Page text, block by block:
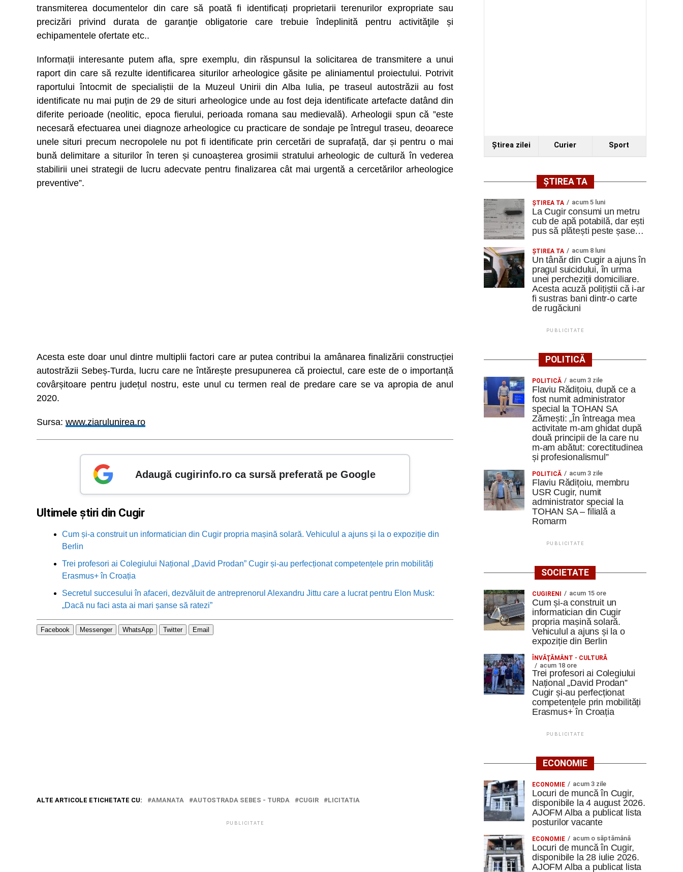
transmiterea documentelor din care să poată fi identificați proprietarii terenurilor expropriate sau
precizări privind durata de garanţie obligatorie care trebuie îndeplinită pentru activităţile și
echipamentele ofertate etc..
Informații interesante putem afla, spre exemplu, din răspunsul la solicitarea de transmitere a unui
raport din care să rezulte identificarea siturilor arheologice găsite pe aliniamentul proiectului. Potrivit
raportului întocmit de specialiștii de la Muzeul Unirii din Alba Iulia, pe traseul autostrăzii au fost
identificate nu mai puțin de 29 de situri arheologice unde au fost deja identificate artefacte datând din
diferite perioade (neolitic, epoca fierului, perioada romana sau medievală). Arheologii spun că ”este
necesară efectuarea unei diagnoze arheologice cu practicare de sondaje pe întregul traseu, deoarece
unele situri precum necropolele nu pot fi identificate prin cercetări de suprafață, dar și pentru o mai
bună delimitare a siturilor în teren și cunoașterea grosimii stratului arheologic de cultură în vederea
stabilirii unei strategii de lucru adecvate pentru finalizarea cât mai urgentă a cercetărilor arheologice
preventive”.
Acesta este doar unul dintre multiplii factori care ar putea contribui la amânarea finalizării construcției
autostrăzii Sebeș-Turda, lucru care ne întărește presupunerea că proiectul, care este de o importanță
covârșitoare pentru județul nostru, este unul cu termen real de predare care se va apropia de anul
2020.
Sursa: www.ziarulunirea.ro
Adaugă cugirinfo.ro ca sursă preferată pe Google
Ultimele știri din Cugir
Cum și-a construit un informatician din Cugir propria mașină solară. Vehiculul a ajuns și la o expoziție din
Berlin
Trei profesori ai Colegiului Național „David Prodan” Cugir și-au perfecționat competențele prin mobilități
Erasmus+ în Croația
Secretul succesului în afaceri, dezvăluit de antreprenorul Alexandru Jittu care a lucrat pentru Elon Musk:
„Dacă nu faci asta ai mari șanse să ratezi”
Facebook Messenger WhatsApp Twitter Email
ALTE ARTICOLE ETICHETATE CU: AMANATA AUTOSTRADA SEBES - TURDA CUGIR LICITATIA
PUBLICITATE
Ştirea zilei Curier Sport
ȘTIREA TA
ȘTIREA TA acum 5 luni
La Cugir consumi un metru
cub de apă potabilă, dar ești
pus să plătești peste șase…
ȘTIREA TA acum 8 luni
Un tânăr din Cugir a ajuns în
pragul suicidului, în urma
unei percheziții domiciliare.
Acesta acuză polițiștii că i-ar
fi sustras bani dintr-o carte
de rugăciuni
PUBLICITATE
POLITICĂ
POLITICĂ acum 3 zile
Flaviu Rădițoiu, după ce a
fost numit administrator
special la TOHAN SA
Zărnești: „În întreaga mea
activitate m-am ghidat după
două principii de la care nu
m-am abătut: corectitudinea
și profesionalismul”
POLITICĂ acum 3 zile
Flaviu Rădițoiu, membru
USR Cugir, numit
administrator special la
TOHAN SA – filială a
Romarm
PUBLICITATE
SOCIETATE
CUGIRENI acum 15 ore
Cum și-a construit un
informatician din Cugir
propria mașină solară.
Vehiculul a ajuns și la o
expoziție din Berlin
ÎNVĂŢĂMÂNT - CULTURĂ
acum 18 ore
Trei profesori ai Colegiului
Național „David Prodan”
Cugir și-au perfecționat
competențele prin mobilități
Erasmus+ în Croația
PUBLICITATE
ECONOMIE
ECONOMIE acum 3 zile
Locuri de muncă în Cugir,
disponibile la 4 august 2026.
AJOFM Alba a publicat lista
posturilor vacante
ECONOMIE acum o săptămână
Locuri de muncă în Cugir,
disponibile la 28 iulie 2026.
AJOFM Alba a publicat lista